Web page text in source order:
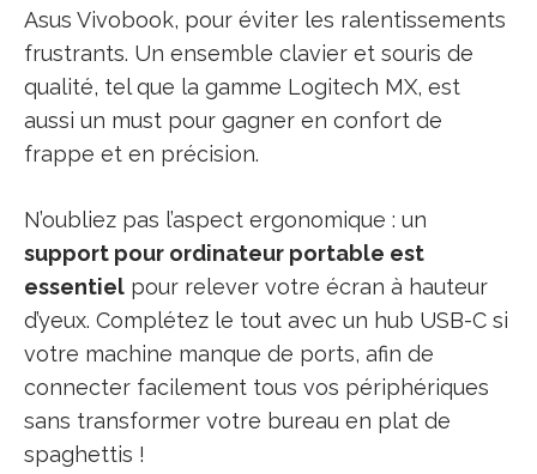
Asus Vivobook, pour éviter les ralentissements
frustrants. Un ensemble clavier et souris de
qualité, tel que la gamme Logitech MX, est
aussi un must pour gagner en confort de
frappe et en précision.
N’oubliez pas l’aspect ergonomique : un
support pour ordinateur portable est
essentiel pour relever votre écran à hauteur
d’yeux. Complétez le tout avec un hub USB-C si
votre machine manque de ports, afin de
connecter facilement tous vos périphériques
sans transformer votre bureau en plat de
spaghettis !